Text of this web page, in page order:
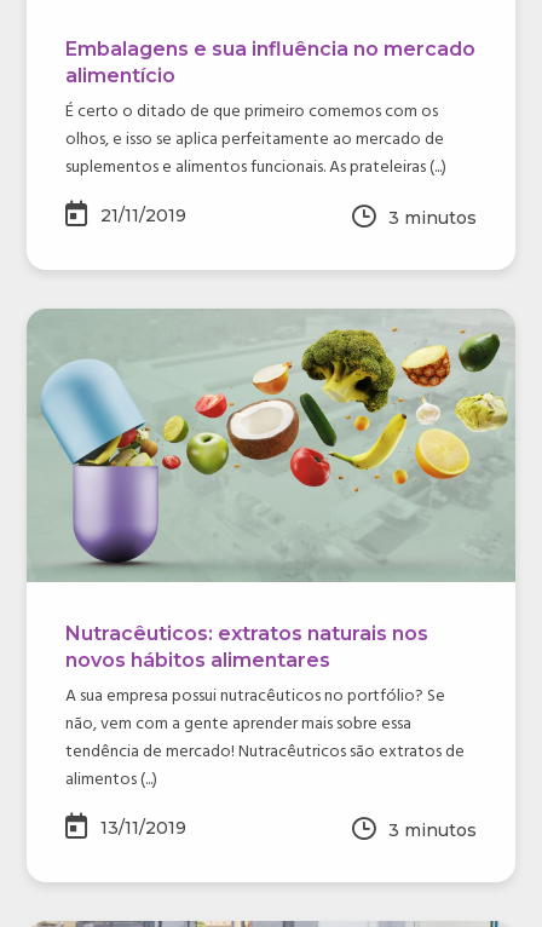
Embalagens e sua influência no mercado
alimentício
É certo o ditado de que primeiro comemos com os
olhos, e isso se aplica perfeitamente ao mercado de
suplementos e alimentos funcionais. As prateleiras (...)
21/11/2019 3 minutos
Nutracêuticos: extratos naturais nos
novos hábitos alimentares
A sua empresa possui nutracêuticos no portfólio? Se
não, vem com a gente aprender mais sobre essa
tendência de mercado! Nutracêutricos são extratos de
alimentos (...)
13/11/2019 3 minutos